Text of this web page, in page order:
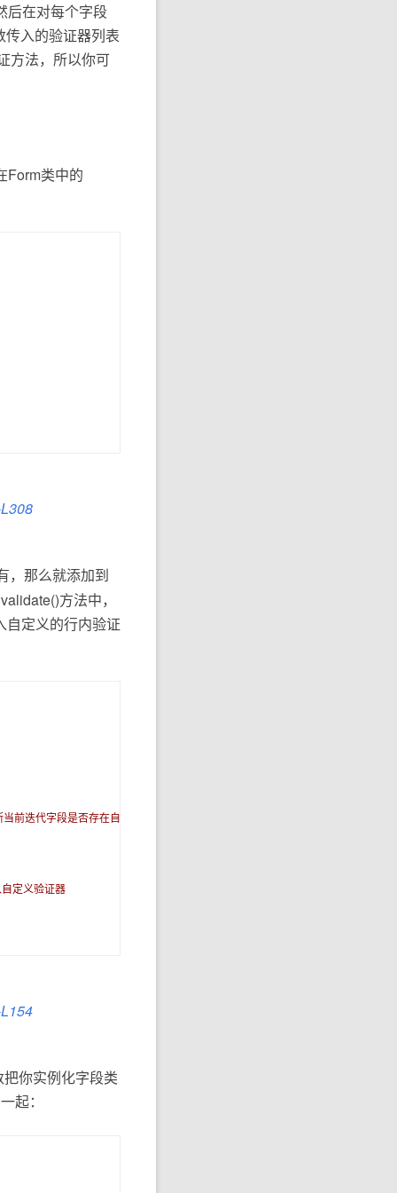
后在对每个字段
入的验证器列表
方法，所以你可
Form类中的
，那么就添加到
方法中，
自定义的行内验证
前迭代字段是否存在自定义验证器
定义验证器
你实例化字段类
起：